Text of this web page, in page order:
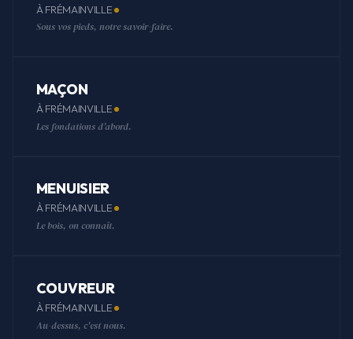
À FRÉMAINVILLE
Sous vos pieds, notre savoir-faire.
MAÇON
À FRÉMAINVILLE
Les fondations d'abord.
MENUISIER
À FRÉMAINVILLE
Le bois, on connaît.
COUVREUR
À FRÉMAINVILLE
Au-dessus, c'est nous.